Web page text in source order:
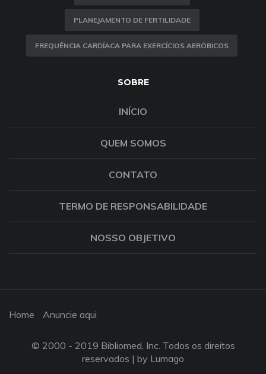
PLANEJAMENTO DE FERTILIDADE
FREQUÊNCIA CARDÍACA PARA EXERCÍCIOS AERÓBICOS
SOBRE
INÍCIO
QUEM SOMOS
CONTATO
TERMO DE RESPONSABILIDADE
NOSSO OBJETIVO
Home Anuncie aqui
© 2000 - 2019 Bibliomed, Inc. Todos os direitos
reservados | by Lumago